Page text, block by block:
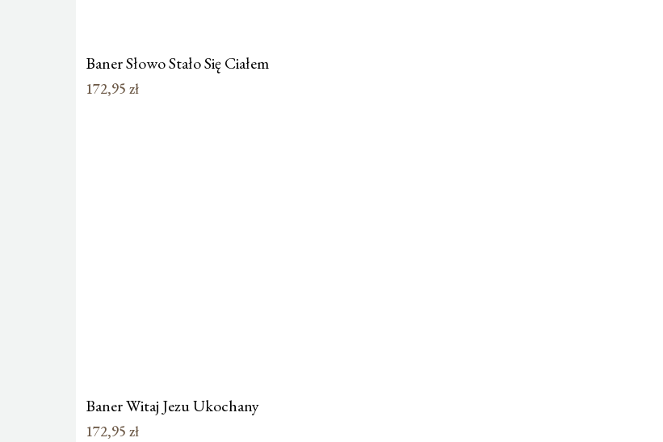
Baner Słowo Stało Się Ciałem
172,95 zł
Baner Witaj Jezu Ukochany
172,95 zł